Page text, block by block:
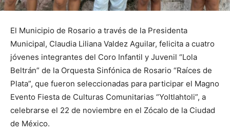
El Municipio de Rosario a través de la Presidenta
Municipal, Claudia Liliana Valdez Aguilar, felicita a cuatro
jóvenes integrantes del Coro Infantil y Juvenil “Lola
Beltrán” de la Orquesta Sinfónica de Rosario “Raíces de
Plata”, que fueron seleccionadas para participar el Magno
Evento Fiesta de Culturas Comunitarias “Yoltlahtoli”, a
celebrarse el 22 de noviembre en el Zócalo de la Ciudad
de México.